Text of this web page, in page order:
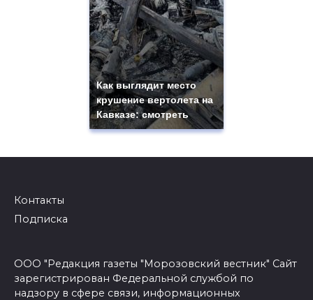
Как выглядит место
крушение вертолета на
Кавказе: смотреть
Контакты
Подписка
ООО "Редакция газеты "Морозовский вестник" Сайт
зарегистрирован Федеральной службой по
надзору в сфере связи, информационных